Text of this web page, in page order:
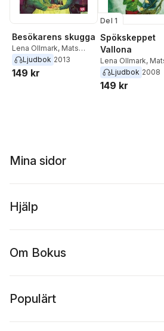
Besökarens skugga
Lena Ollmark, Mats
Wänblad
Ljudbok 2013
149 kr
Del 1
Spökskeppet
Vallona
Lena Ollmark,
Wänblad
Ljudbok 2008
149 kr
Mina sidor
Hjälp
Om Bokus
Populärt